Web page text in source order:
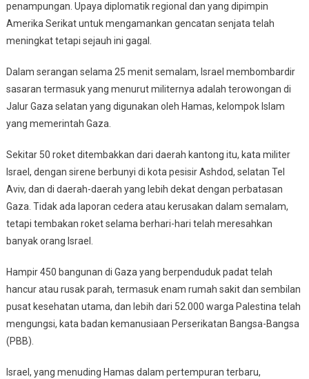
penampungan. Upaya diplomatik regional dan yang dipimpin
Amerika Serikat untuk mengamankan gencatan senjata telah
meningkat tetapi sejauh ini gagal.
Dalam serangan selama 25 menit semalam, Israel membombardir
sasaran termasuk yang menurut militernya adalah terowongan di
Jalur Gaza selatan yang digunakan oleh Hamas, kelompok Islam
yang memerintah Gaza.
Sekitar 50 roket ditembakkan dari daerah kantong itu, kata militer
Israel, dengan sirene berbunyi di kota pesisir Ashdod, selatan Tel
Aviv, dan di daerah-daerah yang lebih dekat dengan perbatasan
Gaza. Tidak ada laporan cedera atau kerusakan dalam semalam,
tetapi tembakan roket selama berhari-hari telah meresahkan
banyak orang Israel.
Hampir 450 bangunan di Gaza yang berpenduduk padat telah
hancur atau rusak parah, termasuk enam rumah sakit dan sembilan
pusat kesehatan utama, dan lebih dari 52.000 warga Palestina telah
mengungsi, kata badan kemanusiaan Perserikatan Bangsa-Bangsa
(PBB).
Israel, yang menuding Hamas dalam pertempuran terbaru,